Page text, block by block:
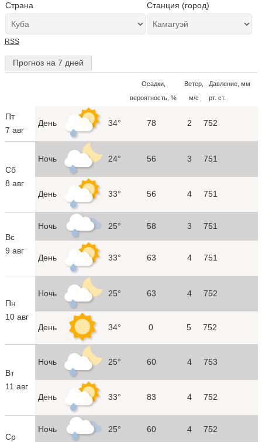
Страна Станция (город)
RSS
Прогноз на 7 дней
Осадки,
вероятность, %
Ветер,
м/с
Давление, мм
рт. ст.
Пт
7 авг
День 34° 78 2 752
Сб
8 авг
Ночь 24° 56 3 751
День 33° 56 4 751
Вс
9 авг
Ночь 25° 58 3 751
День 33° 63 4 751
Пн
10 авг
Ночь 25° 63 4 752
День 34° 0 5 752
Вт
11 авг
Ночь 25° 60 4 753
День 33° 83 4 752
Ср
Ночь 25° 60 4 752